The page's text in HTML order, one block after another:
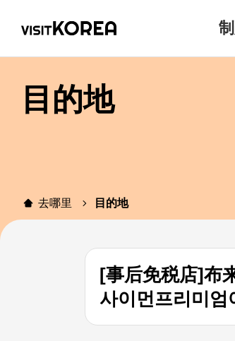
目的地
去哪里 目的地
[事后免税店]布
사이먼프리미엄